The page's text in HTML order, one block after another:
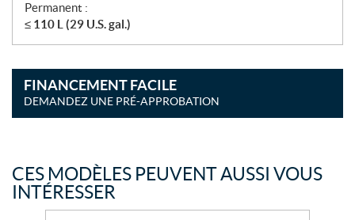
Permanent :
≤ 110 L (29 U.S. gal.)
FINANCEMENT FACILE
DEMANDEZ UNE PRÉ-APPROBATION
CES MODÈLES PEUVENT AUSSI VOUS
INTÉRESSER